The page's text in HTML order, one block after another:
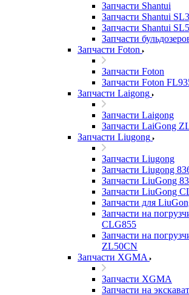
Запчасти Shantui
Запчасти Shantui
Запчасти Shantui
Запчасти
Запчасти Foton
Запчасти Foton
Запчасти Foton
Запчасти Laigong
Запчасти Laigong
Запчасти LaiGong
Запчасти Liugong
Запчасти Liugong
Запчасти Liugong
Запчасти LiuGong
Запчасти LiuGong
Запчасти для
Запчасти на
CLG855
Запчасти на
ZL50CN
Запчасти XGMA
Запчасти XGMA
Запчасти на